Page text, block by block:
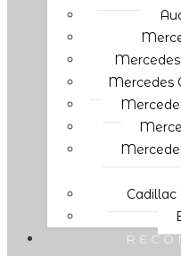
Mercedes
Cadillac